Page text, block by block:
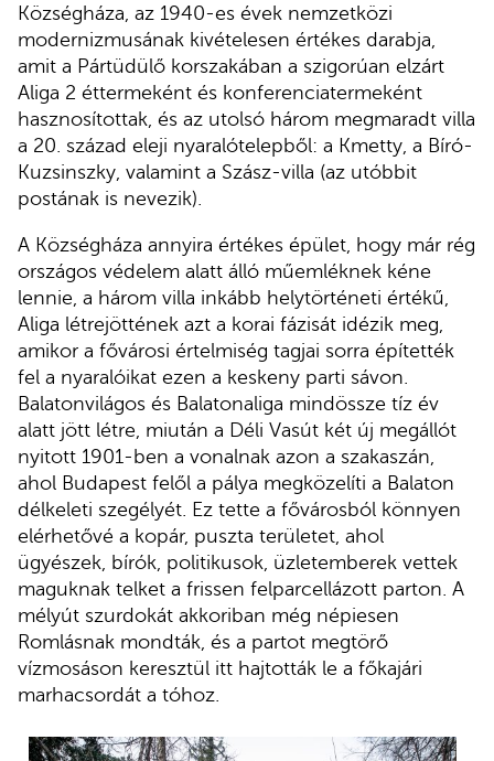
Községháza, az 1940-es évek nemzetközi
modernizmusának kivételesen értékes darabja,
amit a Pártüdülő korszakában a szigorúan elzárt
Aliga 2 éttermeként és konferenciatermeként
hasznosítottak, és az utolsó három megmaradt villa
a 20. század eleji nyaralótelepből: a Kmetty, a Bíró-
Kuzsinszky, valamint a Szász-villa (az utóbbit
postának is nevezik).
A Községháza annyira értékes épület, hogy már rég
országos védelem alatt álló műemléknek kéne
lennie, a három villa inkább helytörténeti értékű,
Aliga létrejöttének azt a korai fázisát idézik meg,
amikor a fővárosi értelmiség tagjai sorra építették
fel a nyaralóikat ezen a keskeny parti sávon.
Balatonvilágos és Balatonaliga mindössze tíz év
alatt jött létre, miután a Déli Vasút két új megállót
nyitott 1901-ben a vonalnak azon a szakaszán,
ahol Budapest felől a pálya megközelíti a Balaton
délkeleti szegélyét. Ez tette a fővárosból könnyen
elérhetővé a kopár, puszta területet, ahol
ügyészek, bírók, politikusok, üzletemberek vettek
maguknak telket a frissen felparcellázott parton. A
mélyút szurdokát akkoriban még népiesen
Romlásnak mondták, és a partot megtörő
vízmosáson keresztül itt hajtották le a főkajári
marhacsordát a tóhoz.